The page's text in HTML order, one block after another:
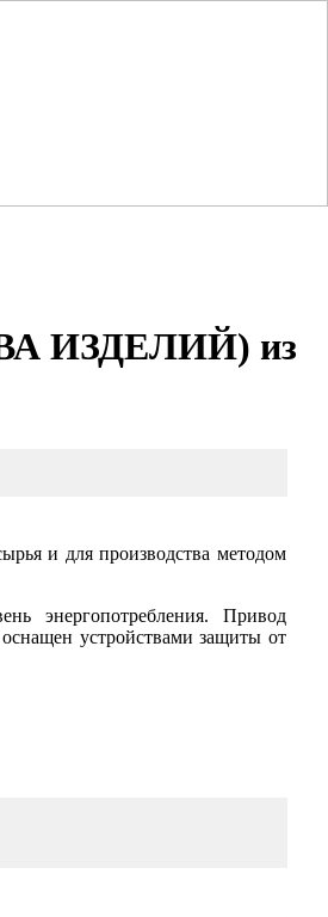
ИЗДЕЛИЙ) из
и для производства методом
энергопотребления. Привод
устройствами защиты от